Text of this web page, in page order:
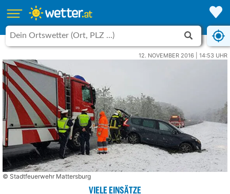
12. NOVEMBER 2016 | 14:53 UHR
© Stadtfeuerwehr Mattersburg
VIELE EINSÄTZE